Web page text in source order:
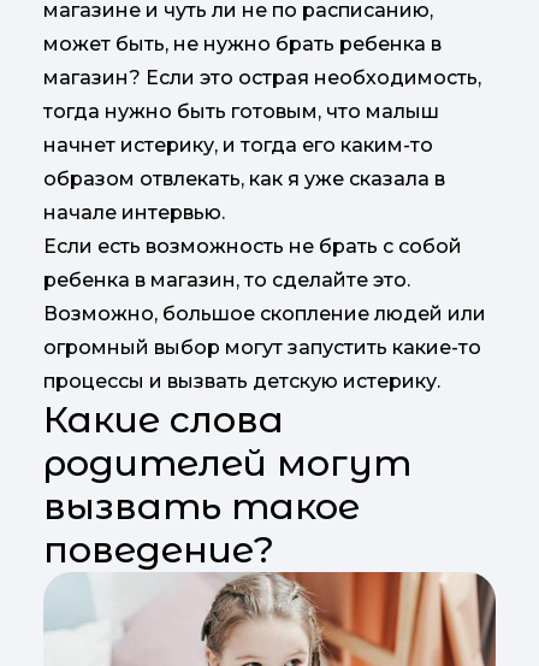
магазине и чуть ли не по расписанию,
может быть, не нужно брать ребенка в
магазин? Если это острая необходимость,
тогда нужно быть готовым, что малыш
начнет истерику, и тогда его каким-то
образом отвлекать, как я уже сказала в
начале интервью.
Если есть возможность не брать с собой
ребенка в магазин, то сделайте это.
Возможно, большое скопление людей или
огромный выбор могут запустить какие-то
процессы и вызвать детскую истерику.
Какие слова
родителей могут
вызвать такое
поведение?